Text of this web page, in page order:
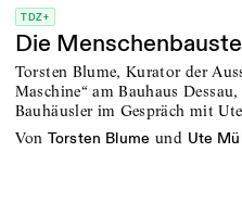
TDZ+
Die
Torsten Blume, Kurator der
Maschine“ am Bauhaus
Bauhäusler im Gespräch mit
von Torsten Blume und Ute